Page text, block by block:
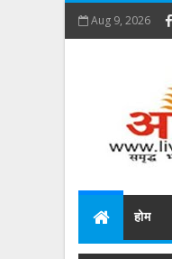
Aug 9, 2026
होम